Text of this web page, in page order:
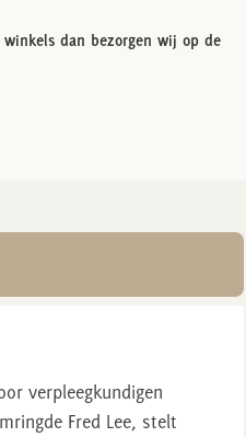
dan bezorgen wij op de
verpleegkundigen
Fred Lee, stelt